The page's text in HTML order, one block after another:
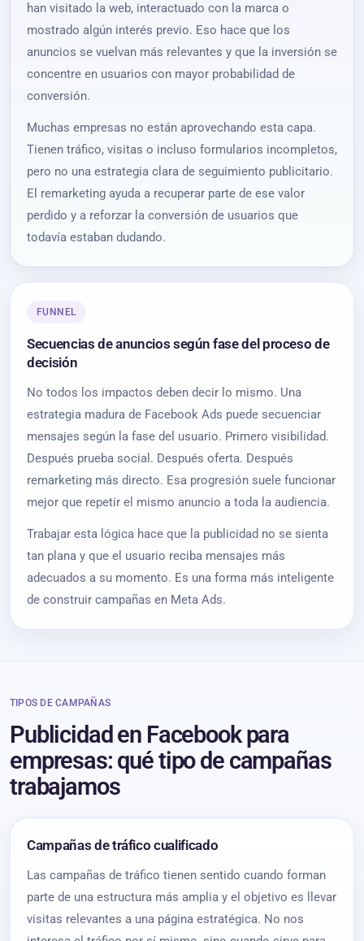
han visitado la web, interactuado con la marca o
mostrado algún interés previo. Eso hace que los
anuncios se vuelvan más relevantes y que la inversión se
concentre en usuarios con mayor probabilidad de
conversión.
Muchas empresas no están aprovechando esta capa.
Tienen tráfico, visitas o incluso formularios incompletos,
pero no una estrategia clara de seguimiento publicitario.
El remarketing ayuda a recuperar parte de ese valor
perdido y a reforzar la conversión de usuarios que
todavía estaban dudando.
FUNNEL
Secuencias de anuncios según fase del proceso de
decisión
No todos los impactos deben decir lo mismo. Una
estrategia madura de Facebook Ads puede secuenciar
mensajes según la fase del usuario. Primero visibilidad.
Después prueba social. Después oferta. Después
remarketing más directo. Esa progresión suele funcionar
mejor que repetir el mismo anuncio a toda la audiencia.
Trabajar esta lógica hace que la publicidad no se sienta
tan plana y que el usuario reciba mensajes más
adecuados a su momento. Es una forma más inteligente
de construir campañas en Meta Ads.
TIPOS DE CAMPAÑAS
Publicidad en Facebook para
empresas: qué tipo de campañas
trabajamos
Campañas de tráfico cualificado
Las campañas de tráfico tienen sentido cuando forman
parte de una estructura más amplia y el objetivo es llevar
visitas relevantes a una página estratégica. No nos